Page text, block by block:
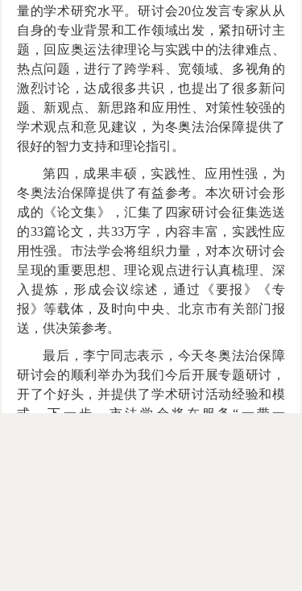
量的学术研究水平。研讨会20位发言专家从从
自身的专业背景和工作领域出发，紧扣研讨主
题，回应奥运法律理论与实践中的法律难点、
热点问题，进行了跨学科、宽领域、多视角的
激烈讨论，达成很多共识，也提出了很多新问
题、新观点、新思路和应用性、对策性较强的
学术观点和意见建议，为冬奥法治保障提供了
很好的智力支持和理论指引。
第四，成果丰硕，实践性、应用性强，为
冬奥法治保障提供了有益参考。本次研讨会形
成的《论文集》，汇集了四家研讨会征集选送
的33篇论文，共33万字，内容丰富，实践性应
用性强。市法学会将组织力量，对本次研讨会
呈现的重要思想、理论观点进行认真梳理、深
入提炼，形成会议综述，通过《要报》《专
报》等载体，及时向中央、北京市有关部门报
送，供决策参考。
最后，李宁同志表示，今天冬奥法治保障
研讨会的顺利举办为我们今后开展专题研讨，
开了个好头，并提供了学术研讨活动经验和模
式。下一步，市法学会将在服务“一带一